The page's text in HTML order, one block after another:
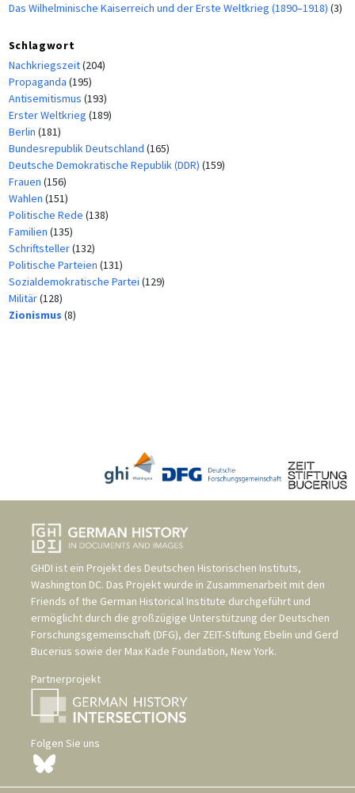
Das Wilhelminische Kaiserreich und der Erste Weltkrieg (1890–1918) (3)
Schlagwort
Nachkriegszeit(204)
Propaganda (195)
Antisemitismus (193)
Erster Weltkrieg (189)
Berlin (181)
Bundesrepublik Deutschland (165)
Deutsche Demokratische Republik (DDR) (159)
Frauen (156)
Wahlen (151)
Politische Rede (138)
Familien (135)
Schriftsteller(132)
Politische Parteien (131)
Sozialdemokratische Partei (129)
Militär(128)
Zionismus (8)
GHDI ist ein Projekt des Deutschen Historischen Instituts,
Washington DC. Das Projekt wurde in Zusammenarbeit mit den
Friends of the German Historical Institute durchgeführt und
ermöglicht durch die großzügige Unterstützung der Deutschen
Forschungsgemeinschaft (DFG), der ZEIT-Stiftung Ebelin und Gerd
Bucerius sowie der Max Kade Foundation, New York.
Partnerprojekt
Folgen Sie uns